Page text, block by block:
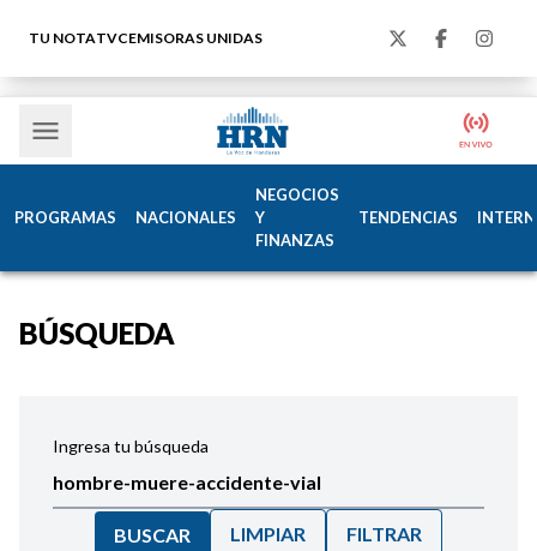
TU NOTATVCEMISORAS UNIDAS
PROGRAMAS NACIONALES
NEGOCIOS
Y
FINANZAS
TENDENCIAS
BÚSQUEDA
Ingresa tu búsqueda
BUSCAR LIMPIAR FILTRAR